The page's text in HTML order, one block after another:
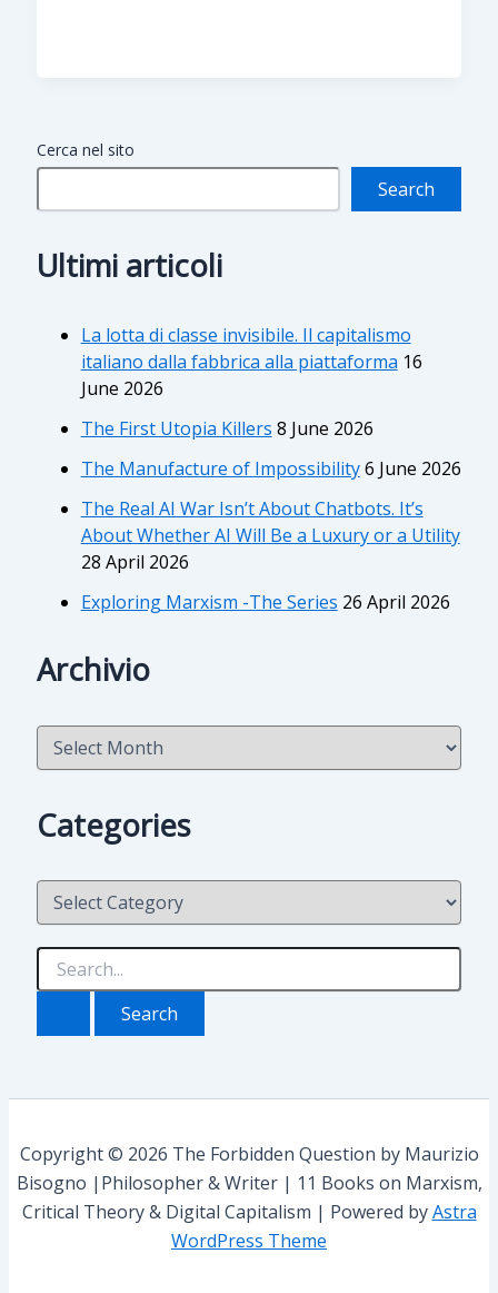
Cerca nel sito
Search
Ultimi articoli
La lotta di classe invisibile. Il capitalismo
italiano dalla fabbrica alla piattaforma 16
June 2026
The First Utopia Killers 8 June 2026
The Manufacture of Impossibility6 June 2026
The Real AI War Isn’t About Chatbots. It’s
About Whether AI Will Be a Luxury or a Utility
28 April 2026
Exploring Marxism -The Series 26 April 2026
Archivio
A
o
Categories
C
e
S
:
Copyright © 2026 The Forbidden Question by Maurizio
Bisogno |Philosopher & Writer | 11 Books on Marxism,
Critical Theory & Digital Capitalism | Powered byAstra
WordPress Theme